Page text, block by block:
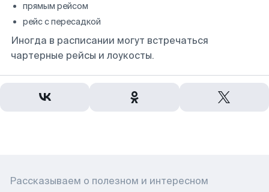
прямым рейсом
рейс с пересадкой
Иногда в расписании могут встречаться
чартерные рейсы и лоукосты.
Рассказываем о полезном и интересном